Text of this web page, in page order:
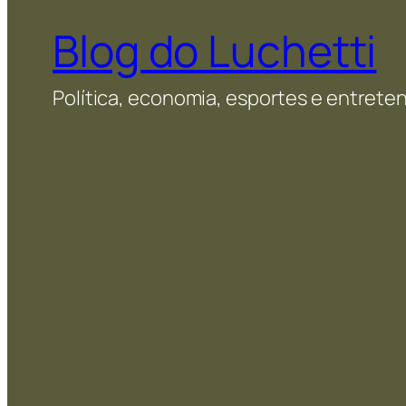
Blog do Luchetti
Política, economia, esportes e